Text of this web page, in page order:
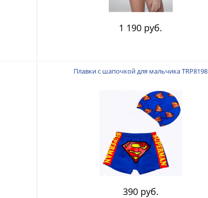
1 190 руб.
Плавки с шапочкой для мальчика TRP8198
390 руб.